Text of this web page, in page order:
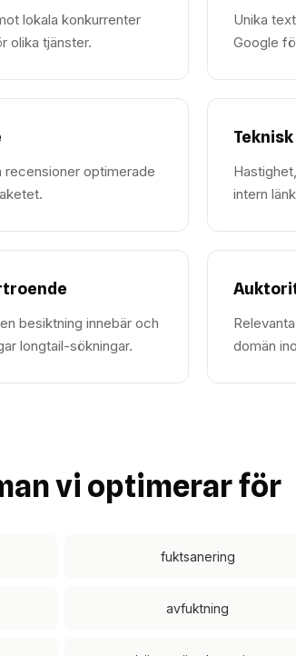
lokala konkurrenter
olika tjänster.
Unika
Google
recensioner optimerade
Teknisk
intern
besiktning innebär och
longtail-sökningar.
domän
vi optimerar för
fuktsanering
avfuktning